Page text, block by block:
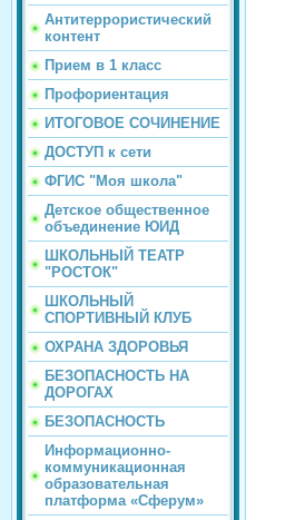
Антитеррористический
контент
Прием в 1 класс
Профориентация
ИТОГОВОЕ СОЧИНЕНИЕ
ДОСТУП к сети
ФГИС "Моя школа"
Детское общественное
объединение ЮИД
ШКОЛЬНЫЙ ТЕАТР
"РОСТОК"
ШКОЛЬНЫЙ
СПОРТИВНЫЙ КЛУБ
ОХРАНА ЗДОРОВЬЯ
БЕЗОПАСНОСТЬ НА
ДОРОГАХ
БЕЗОПАСНОСТЬ
Информационно-
коммуникационная
образовательная
платформа «Сферум»